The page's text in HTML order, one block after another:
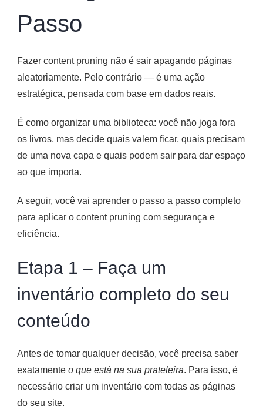
Passo
Fazer content pruning não é sair apagando páginas
aleatoriamente. Pelo contrário — é uma ação
estratégica, pensada com base em dados reais.
É como organizar uma biblioteca: você não joga fora
os livros, mas decide quais valem ficar, quais precisam
de uma nova capa e quais podem sair para dar espaço
ao que importa.
A seguir, você vai aprender o passo a passo completo
para aplicar o content pruning com segurança e
eficiência.
Etapa 1 – Faça um
inventário completo do seu
conteúdo
Antes de tomar qualquer decisão, você precisa saber
exatamente o que está na sua prateleira. Para isso, é
necessário criar um inventário com todas as páginas
do seu site.